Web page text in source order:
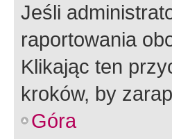
Jeśli
raportowania
Klikając ten
kroków, by
Góra